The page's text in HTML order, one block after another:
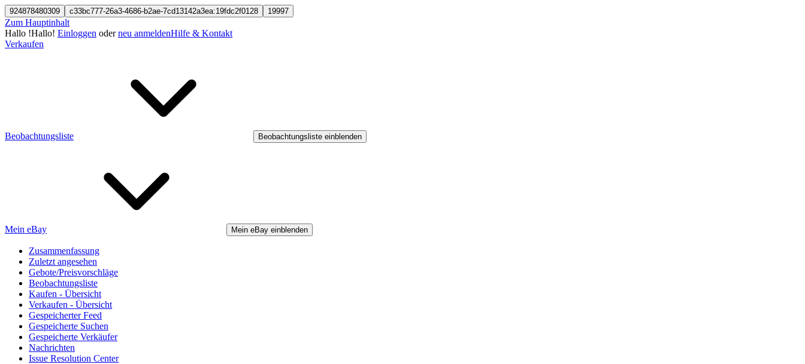
924878480309 c33bc777-26a3-4686-b2ae-7cd13142a3ea:19fdc2f0128 19997
Zum Hauptinhalt
Hallo !Hallo! Einloggen oderneu anmeldenHilfe & Kontakt
Verkaufen
Beobachtungsliste Beobachtungsliste einblenden
Mein eBay Mein eBay einblenden
Zusammenfassung
Zuletzt angesehen
Gebote/Preisvorschläge
Beobachtungsliste
Kaufen - Übersicht
Verkaufen - Übersicht
Gespeicherter Feed
Gespeicherte Suchen
Gespeicherte Verkäufer
Nachrichten
Issue Resolution Center